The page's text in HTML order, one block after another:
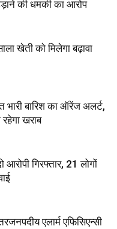
की धमकी का आरोप
खेती को मिलेगा बढ़ावा
भारी बारिश का ऑरेंज अलर्ट,
खराब
आरोपी गिरफ्तार, 21 लोगों
एलार्म एफिसिएन्सी